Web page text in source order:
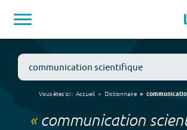
Vous êtes ici : Accueil Dictionnaire
« communication